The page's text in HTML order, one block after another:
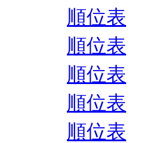
順位表
順位表
順位表
順位表
順位表